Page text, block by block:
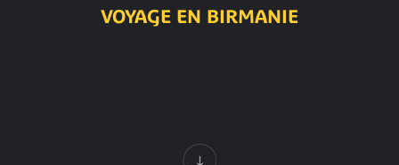
VOYAGE EN BIRMANIE